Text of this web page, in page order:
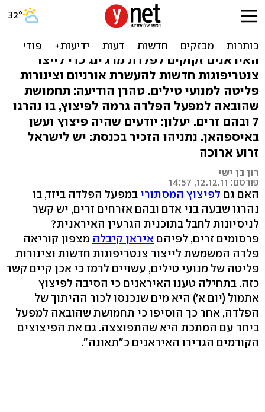
יעד הפיצוץ באיראן - פלדה
לייצור צנטריפוגות?
האיראנים זקוקים לפלדת מרג'ינג כדי לייצר
צנטריפוגות חדשות להעשרת אורניום וצינורות
פליטה למנועי טילים. טהרן הודיעה: תחמושת
שהובאה למפעל הפלדה גרמה לפיצוץ, בו נהרגו
7 ובהם זרים. יעלון: יודעים שהיה פיצוץ ועשן
באיספהאן. נתניהו הזכיר בכנסת: יש לישראל
זרוע ארוכה
רון בן ישי
פורסם: 12.12.11, 14:57
האם גם לפיצוץ המסתורי במפעל הפלדה ביזד, בו
נהרגו שבעה בני אדם ובהם אזרחים זרים, יש קשר
לניסיונות לחבל בתוכנית הגרעין האיראנית?
פרסומים זרים, לפיהם איראן קיבלה מצפון קוריאה
פלדה המשמשת לייצור צנטריפוגות חדשות וצינורות
פליטה של מנועי טילים, עשויים לרמז כי אכן קיים קשר
כזה. בתחילה טענו האיראנים כי הסיבה לפיצוץ
אתמול (יום א') היא מים שנכנסו לכור ההיתוך של
הפלדה, אחר כך הוסיפו כי תחמושת שהובאה למפעל
ביחד עם המתכת היא שהתפוצצה. גם את הפיצוצים
הקודמים הגדירו האיראנים כ"תאונה".